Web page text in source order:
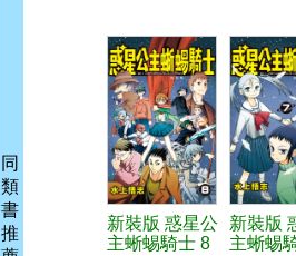
同
類
書
推
新裝版 惑星公
主蜥蜴騎士 8
新裝版
主蜥蜴